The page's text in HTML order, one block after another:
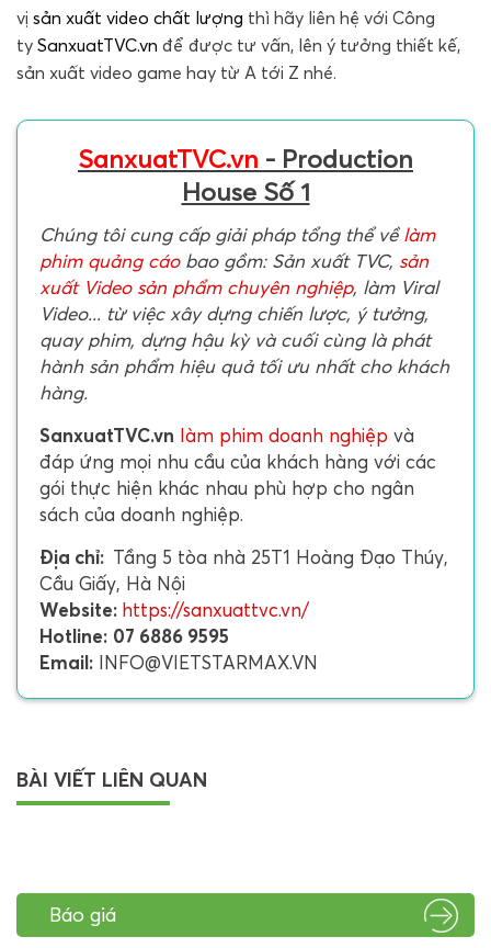
vị sản xuất video chất lượng thì hãy liên hệ với Công
ty SanxuatTVC.vn để được tư vấn, lên ý tưởng thiết kế,
sản xuất video game hay từ A tới Z nhé.
SanxuatTVC.vn - Production
House Số 1
Chúng tôi cung cấp giải pháp tổng thể vềlàm
phim quảng cáobao gồm: Sản xuất TVC, sản
xuất Video sản phẩm chuyên nghiệp, làm Viral
Video... từ việc xây dựng chiến lược, ý tưởng,
quay phim, dựng hậu kỳ và cuối cùng là phát
hành sản phẩm hiệu quả tối ưu nhất cho khách
hàng.
SanxuatTVC.vn làm phim doanh nghiệp và
đáp ứng mọi nhu cầu của khách hàng với các
gói thực hiện khác nhau phù hợp cho ngân
sách của doanh nghiệp.
Địa chỉ: Tầng 5 tòa nhà 25T1 Hoàng Đạo Thúy,
Cầu Giấy, Hà Nội
Website: https://sanxuattvc.vn/
Hotline: 07 6886 9595
Email: INFO@VIETSTARMAX.VN
BÀI VIẾT LIÊN QUAN
Báo giá